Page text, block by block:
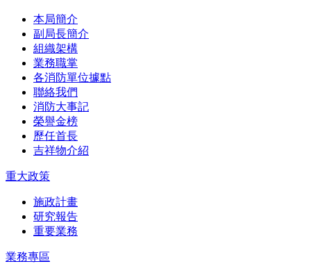
本局簡介
副局長簡介
組織架構
業務職掌
各消防單位據點
聯絡我們
消防大事記
榮譽金榜
歷任首長
吉祥物介紹
重大政策
施政計畫
研究報告
重要業務
業務專區